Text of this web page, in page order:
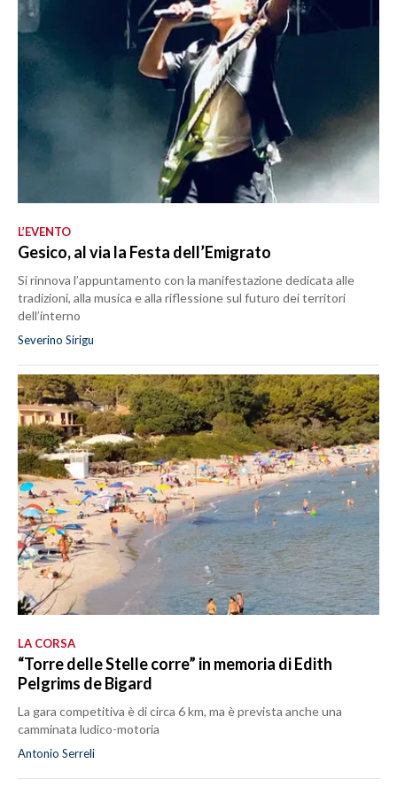
L’EVENTO
Gesico, al via la Festa dell’Emigrato
Si rinnova l’appuntamento con la manifestazione dedicata alle
tradizioni, alla musica e alla riflessione sul futuro dei territori
dell’interno
Severino Sirigu
LA CORSA
“Torre delle Stelle corre” in memoria di Edith
Pelgrims de Bigard
La gara competitiva è di circa 6 km, ma è prevista anche una
camminata ludico-motoria
Antonio Serreli